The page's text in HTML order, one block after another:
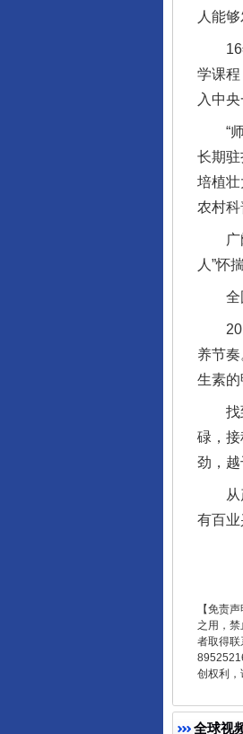
人能
16年
学课
入中央
“师
长期
培植
农村科
广阔
人”怀
全国
2017
养节
生素的
找到
碌，
劲，越
从产
有百业
【免责
之用，
者取得
创权利，
全球视